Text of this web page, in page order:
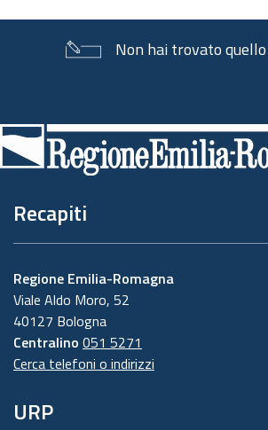
Non hai trovato quello
di
pagina
Recapiti
Regione Emilia-Romagna
Viale Aldo Moro, 52
40127 Bologna
Centralino 051 5271
Cerca telefoni o indirizzi
URP